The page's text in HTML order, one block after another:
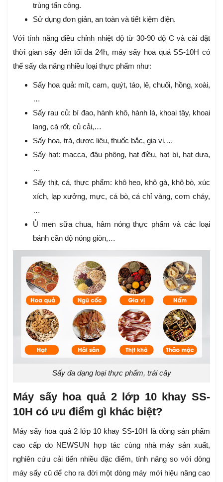
trùng tấn công.
Sử dụng đơn giản, an toàn và tiết kiệm điện.
Với tính năng điều chỉnh nhiệt độ từ 30-90 độ C và cài đặt
thời gian sấy đến tối đa 24h, máy sấy hoa quả SS-10H có
thể sấy đa năng nhiều loại thực phẩm như:
Sấy hoa quả: mít, cam, quýt, táo, lê, chuối, hồng, xoài,
…
Sấy rau củ: bí đao, hành khô, hành lá, khoai tây, khoai
lang, cà rốt, củ cải,…
Sấy hoa, trà, dược liệu, thuốc bắc, gia vị,…
Sấy hạt: macca, đậu phộng, hạt điều, hạt bí, hạt dưa,
…
Sấy thịt, cá, thực phẩm: khô heo, khô gà, khô bò, xúc
xích, lạp xưởng, mực, cá bò, cá chỉ vàng, cơm cháy,
…
Ủ men sữa chua, hâm nóng thực phẩm và các loại
bánh cần độ nóng giòn,…
Sấy đa dạng loại thực phẩm, trái cây
Máy sấy hoa quả 2 lớp 10 khay SS-
10H có ưu điểm gì khác biệt?
Máy sấy hoa quả 2 lớp 10 khay SS-10H là dòng sản phẩm
cao cấp do NEWSUN hợp tác cùng nhà máy sản xuất,
nghiên cứu cải tiến nhiều đặc điểm, tính năng so với dòng
máy sấy cũ để cho ra đời một dòng máy mới hiệu năng cao